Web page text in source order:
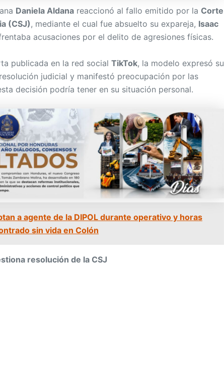
Daniela Aldana reaccionó al fallo emitido por la Corte
(CSJ), mediante el cual fue absuelto su expareja, Isaac
acusaciones por el delito de agresiones físicas.
publicada en la red social TikTok, la modelo expresó su
judicial y manifestó preocupación por las
decisión podría tener en su situación personal.
a agente de la DIPOL durante operativo y horas
sin vida en Colón
resolución de la CSJ